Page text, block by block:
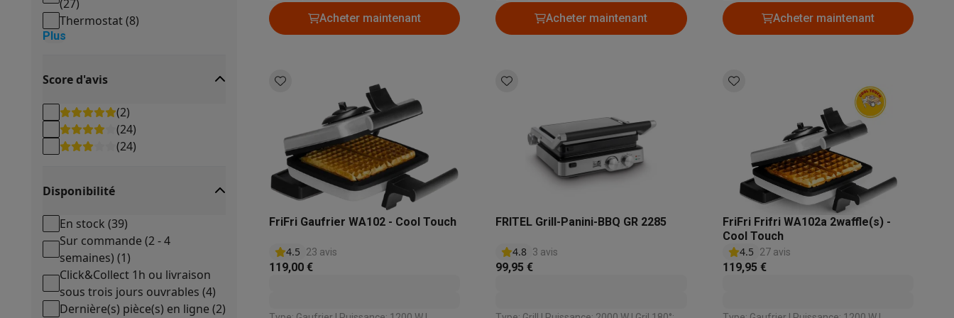
(27)
Thermostat(8)
Plus
Score d'avis
(2)
(24)
(24)
Disponibilité
En stock (39)
Sur commande (2 - 4
semaines) (1)
Click&Collect 1h ou livraison
sous trois jours ouvrables (4)
Dernière(s) pièce(s) en ligne (2)
anti-adhérent: Oui
Acheter maintenant
lavables au lave-vaisselle: Oui
Acheter maintenant Acheter maintenant
FriFri Gaufrier WA102 - Cool Touch
4.5 23 avis
119,00 €
FRITEL Grill-Panini-BBQ GR 2285
4.8 3 avis
99,95 €
FriFri Frifri WA102a 2waffle(s) -
Cool Touch
4.5
27 avis
119,95 €